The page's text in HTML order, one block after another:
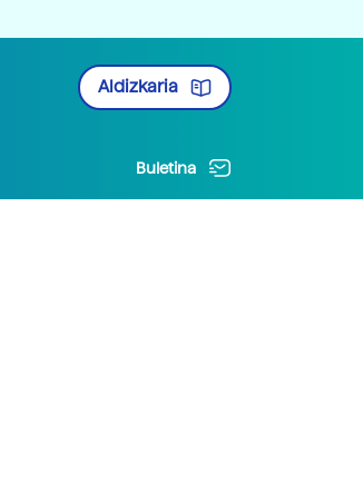
Aldizkaria
Buletina